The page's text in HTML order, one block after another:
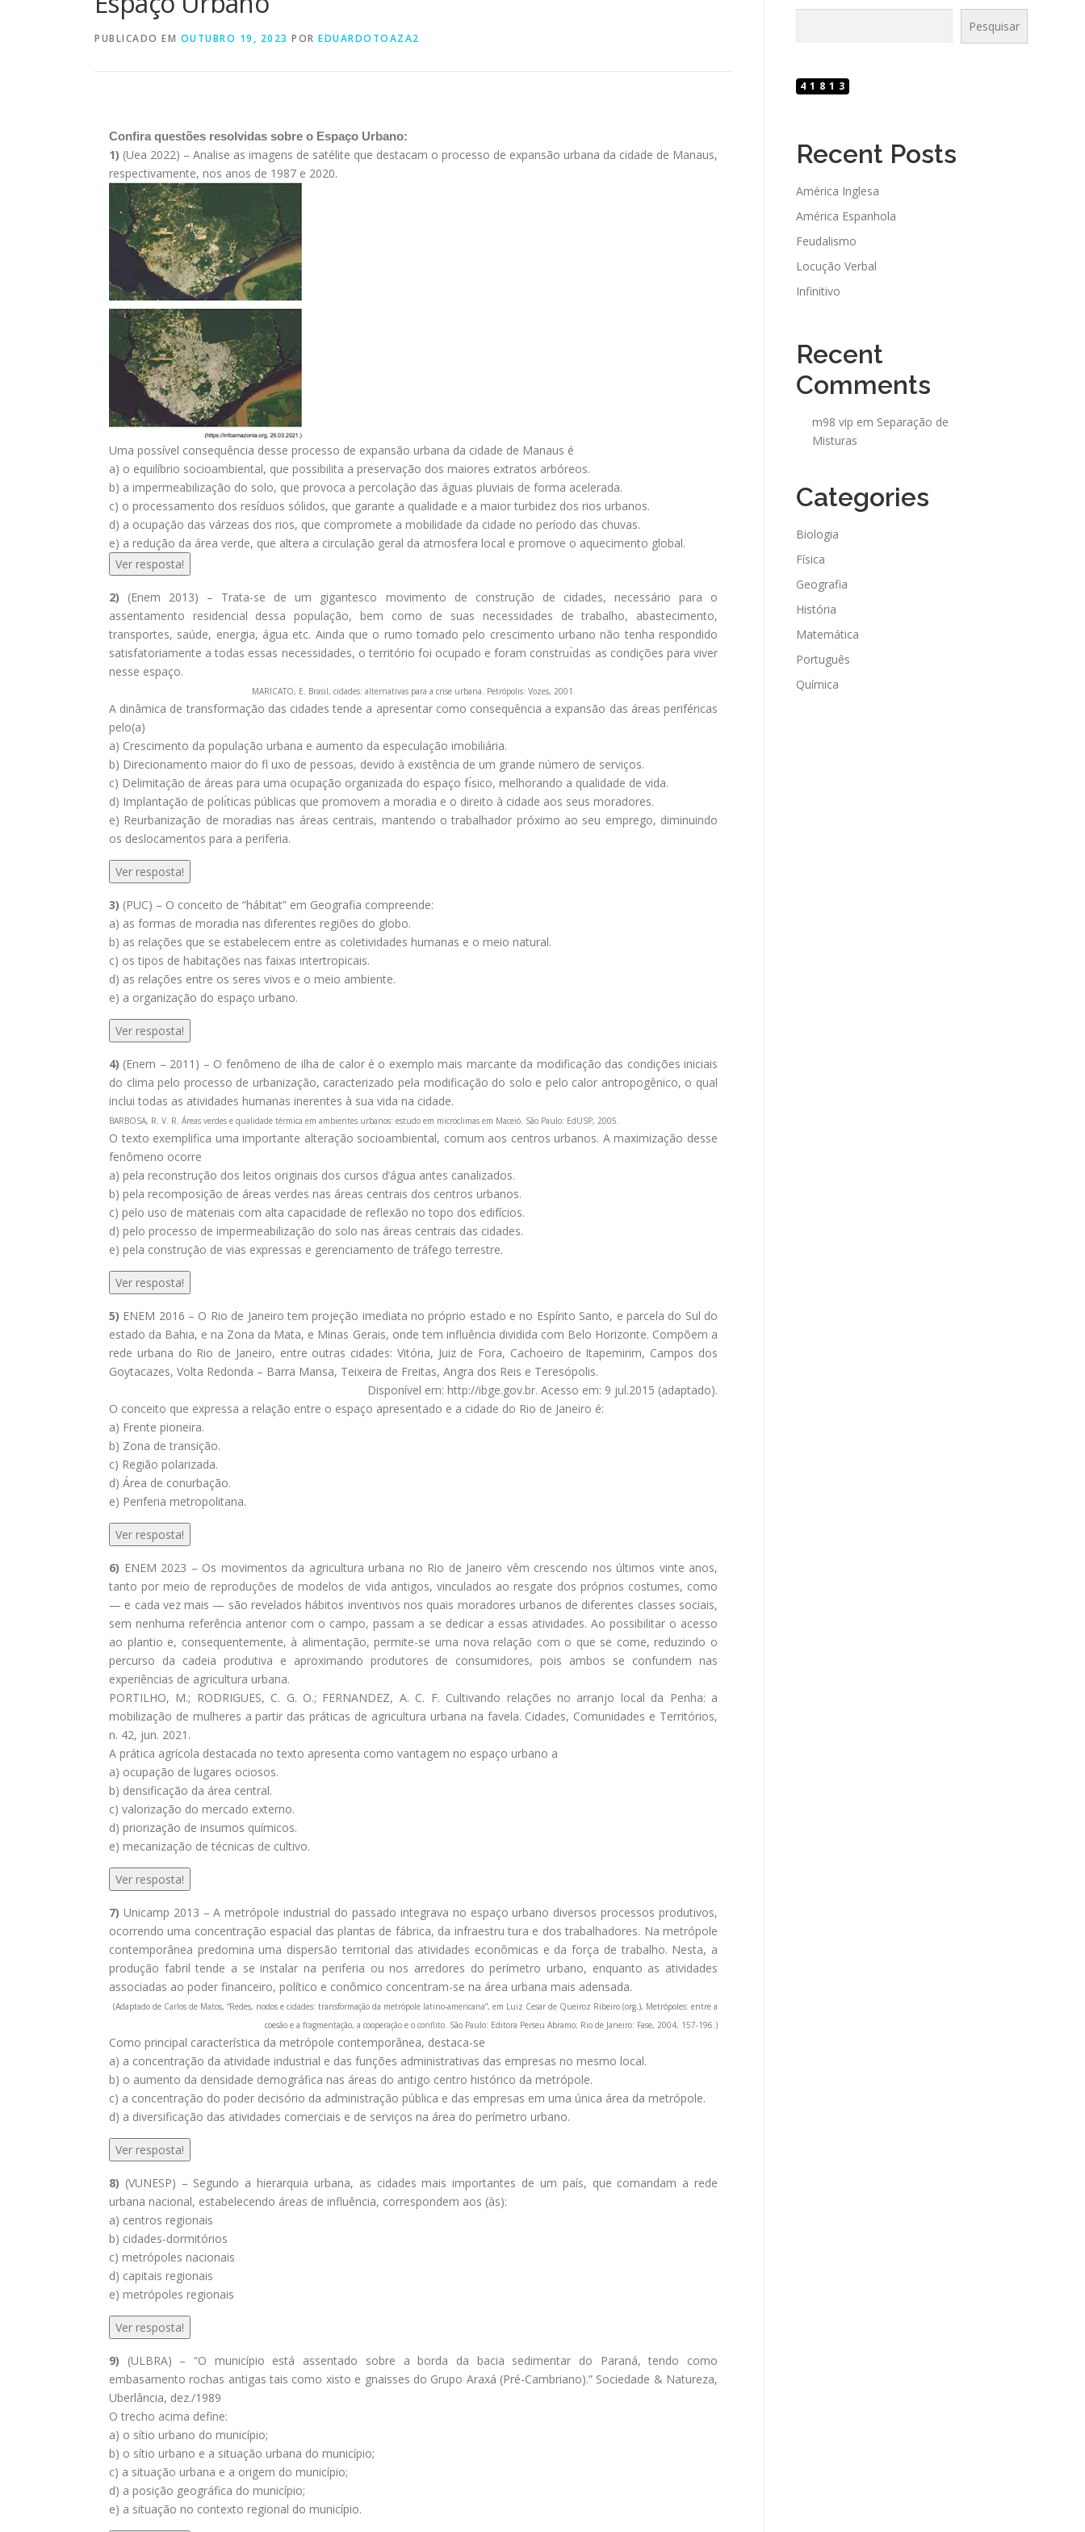
PUBLICADO EM OUTUBRO 19, 2023 POR EDUARDOTOAZA2
Confira questões resolvidas sobre o Espaço Urbano:
1) (Uea 2022) – Analise as imagens de satélite que destacam o processo de expansão urbana da cidade de Manaus,
respectivamente, nos anos de 1987 e 2020.
Uma possível consequência desse processo de expansão urbana da cidade de Manaus é
a) o equilíbrio socioambiental, que possibilita a preservação dos maiores extratos arbóreos.
b) a impermeabilização do solo, que provoca a percolação das águas pluviais de forma acelerada.
c) o processamento dos resíduos sólidos, que garante a qualidade e a maior turbidez dos rios urbanos.
d) a ocupação das várzeas dos rios, que compromete a mobilidade da cidade no período das chuvas.
e) a redução da área verde, que altera a circulação geral da atmosfera local e promove o aquecimento global.
Ver resposta!
2) (Enem 2013) – Trata-se de um gigantesco movimento de construção de cidades, necessário para o
assentamento residencial dessa população, bem como de suas necessidades de trabalho, abastecimento,
transportes, saúde, energia, água etc. Ainda que o rumo tomado pelo crescimento urbano não tenha respondido
satisfatoriamente a todas essas necessidades, o território foi ocupado e foram construı́das as condições para viver
nesse espaço.
MARICATO, E. Brasil, cidades: alternativas para a crise urbana. Petrópolis: Vozes, 2001.
A dinâmica de transformação das cidades tende a apresentar como consequência a expansão das áreas periféricas
pelo(a)
a) Crescimento da população urbana e aumento da especulação imobiliária.
b) Direcionamento maior do fl uxo de pessoas, devido à existência de um grande número de serviços.
c) Delimitação de áreas para uma ocupação organizada do espaço fı́sico, melhorando a qualidade de vida.
d) Implantação de polı́ticas públicas que promovem a moradia e o direito à cidade aos seus moradores.
e) Reurbanização de moradias nas áreas centrais, mantendo o trabalhador próximo ao seu emprego, diminuindo
os deslocamentos para a periferia.
Ver resposta!
3) (PUC) – O conceito de “hábitat” em Geografia compreende:
a) as formas de moradia nas diferentes regiões do globo.
b) as relações que se estabelecem entre as coletividades humanas e o meio natural.
c) os tipos de habitações nas faixas intertropicais.
d) as relações entre os seres vivos e o meio ambiente.
e) a organização do espaço urbano.
Ver resposta!
4) (Enem – 2011) – O fenômeno de ilha de calor é o exemplo mais marcante da modificação das condições iniciais
do clima pelo processo de urbanização, caracterizado pela modificação do solo e pelo calor antropogênico, o qual
inclui todas as atividades humanas inerentes à sua vida na cidade.
BARBOSA, R. V. R. Áreas verdes e qualidade térmica em ambientes urbanos: estudo em microclimas em Maceió. São Paulo: EdUSP, 2005.
O texto exemplifica uma importante alteração socioambiental, comum aos centros urbanos. A maximização desse
fenômeno ocorre
a) pela reconstrução dos leitos originais dos cursos d’água antes canalizados.
b) pela recomposição de áreas verdes nas áreas centrais dos centros urbanos.
c) pelo uso de materiais com alta capacidade de reflexão no topo dos edifícios.
d) pelo processo de impermeabilização do solo nas áreas centrais das cidades.
e) pela construção de vias expressas e gerenciamento de tráfego terrestre.
Ver resposta!
5) ENEM 2016 – O Rio de Janeiro tem projeção imediata no próprio estado e no Espírito Santo, e parcela do Sul do
estado da Bahia, e na Zona da Mata, e Minas Gerais, onde tem influência dividida com Belo Horizonte. Compõem a
rede urbana do Rio de Janeiro, entre outras cidades: Vitória, Juiz de Fora, Cachoeiro de Itapemirim, Campos dos
Goytacazes, Volta Redonda – Barra Mansa, Teixeira de Freitas, Angra dos Reis e Teresópolis.
Disponível em: http://ibge.gov.br. Acesso em: 9 jul.2015 (adaptado).
O conceito que expressa a relação entre o espaço apresentado e a cidade do Rio de Janeiro é:
a) Frente pioneira.
b) Zona de transição.
c) Região polarizada.
d) Área de conurbação.
e) Periferia metropolitana.
Ver resposta!
6) ENEM 2023 – Os movimentos da agricultura urbana no Rio de Janeiro vêm crescendo nos últimos vinte anos,
tanto por meio de reproduções de modelos de vida antigos, vinculados ao resgate dos próprios costumes, como
— e cada vez mais — são revelados hábitos inventivos nos quais moradores urbanos de diferentes classes sociais,
sem nenhuma referência anterior com o campo, passam a se dedicar a essas atividades. Ao possibilitar o acesso
ao plantio e, consequentemente, à alimentação, permite-se uma nova relação com o que se come, reduzindo o
percurso da cadeia produtiva e aproximando produtores de consumidores, pois ambos se confundem nas
experiências de agricultura urbana.
PORTILHO, M.; RODRIGUES, C. G. O.; FERNANDEZ, A. C. F. Cultivando relações no arranjo local da Penha: a
mobilização de mulheres a partir das práticas de agricultura urbana na favela. Cidades, Comunidades e Territórios,
n. 42, jun. 2021.
A prática agrícola destacada no texto apresenta como vantagem no espaço urbano a
a) ocupação de lugares ociosos.
b) densificação da área central.
c) valorização do mercado externo.
d) priorização de insumos químicos.
e) mecanização de técnicas de cultivo.
Ver resposta!
7) Unicamp 2013 – A metrópole industrial do passado integrava no espaço urbano diversos processos produtivos,
ocorrendo uma concentração espacial das plantas de fábrica, da infraestru tura e dos trabalhadores. Na metrópole
contemporânea predomina uma dispersão territorial das atividades econômicas e da força de trabalho. Nesta, a
produção fabril tende a se instalar na periferia ou nos arredores do perímetro urbano, enquanto as atividades
associadas ao poder financeiro, político e conômico concentram-se na área urbana mais adensada.
(Adaptado de Carlos de Matos, “Redes, nodos e cidades: transformação da metrópole latino-americana”, em Luiz Cesar de Queiroz Ribeiro (org.), Metrópoles: entre a
coesão e a fragmentação, a cooperação e o conflito. São Paulo: Editora Perseu Abramo; Rio de Janeiro: Fase, 2004, 157-196.)
Como principal característica da metrópole contemporânea, destaca-se
a) a concentração da atividade industrial e das funções administrativas das empresas no mesmo local.
b) o aumento da densidade demográfica nas áreas do antigo centro histórico da metrópole.
c) a concentração do poder decisório da administração pública e das empresas em uma única área da metrópole.
d) a diversificação das atividades comerciais e de serviços na área do perímetro urbano.
Ver resposta!
8) (VUNESP) – Segundo a hierarquia urbana, as cidades mais importantes de um país, que comandam a rede
urbana nacional, estabelecendo áreas de influência, correspondem aos (às):
a) centros regionais
b) cidades-dormitórios
c) metrópoles nacionais
d) capitais regionais
e) metrópoles regionais
Ver resposta!
9) (ULBRA) – “O município está assentado sobre a borda da bacia sedimentar do Paraná, tendo como
embasamento rochas antigas tais como xisto e gnaisses do Grupo Araxá (Pré-Cambriano).” Sociedade & Natureza,
Uberlância, dez./1989
O trecho acima define:
a) o sítio urbano do município;
b) o sítio urbano e a situação urbana do município;
c) a situação urbana e a origem do município;
d) a posição geográfica do município;
e) a situação no contexto regional do município.
Pesquisar
41813
Recent Posts
América Inglesa
América Espanhola
Feudalismo
Locução Verbal
Infinitivo
Recent
Comments
m98 vip em Separação de
Misturas
Categories
Biologia
Física
Geografia
História
Matemática
Português
Química